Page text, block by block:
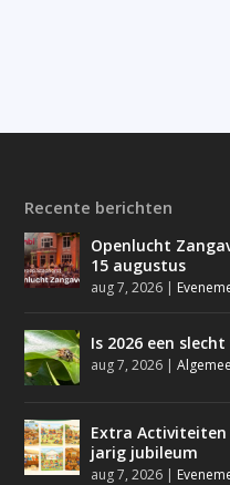
Recente berichten
Openlucht
15 augustus
aug 7, 2026 |
Is 2026 een
aug 7, 2026 |
Extra
jarig jubileum
aug 7, 2026 |